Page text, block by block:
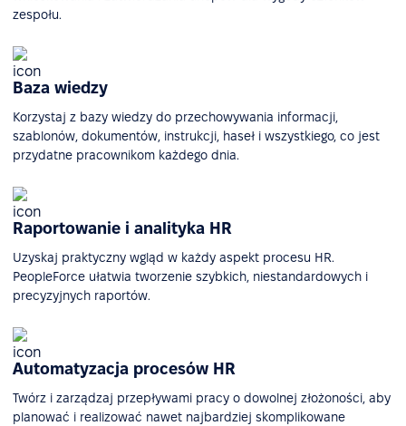
zespołu.
Baza wiedzy
Korzystaj z bazy wiedzy do przechowywania informacji,
szablonów, dokumentów, instrukcji, haseł i wszystkiego, co jest
przydatne pracownikom każdego dnia.
Raportowanie i analityka HR
Uzyskaj praktyczny wgląd w każdy aspekt procesu HR.
PeopleForce ułatwia tworzenie szybkich, niestandardowych i
precyzyjnych raportów.
Automatyzacja procesów HR
Twórz i zarządzaj przepływami pracy o dowolnej złożoności, aby
planować i realizować nawet najbardziej skomplikowane